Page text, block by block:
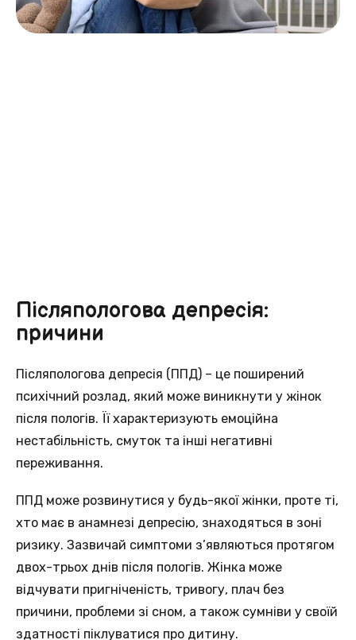
Післяпологова депресія:
причини
Післяпологова депресія (ППД) – це поширений
психічний розлад, який може виникнути у жінок
після пологів. Її характеризують емоційна
нестабільність, смуток та інші негативні
переживання.
ППД може розвинутися у будь-якої жінки, проте ті,
хто має в анамнезі депресію, знаходяться в зоні
ризику. Зазвичай симптоми з’являються протягом
двох-трьох днів після пологів. Жінка може
відчувати пригніченість, тривогу, плач без
причини, проблеми зі сном, а також сумніви у своїй
здатності піклуватися про дитину.